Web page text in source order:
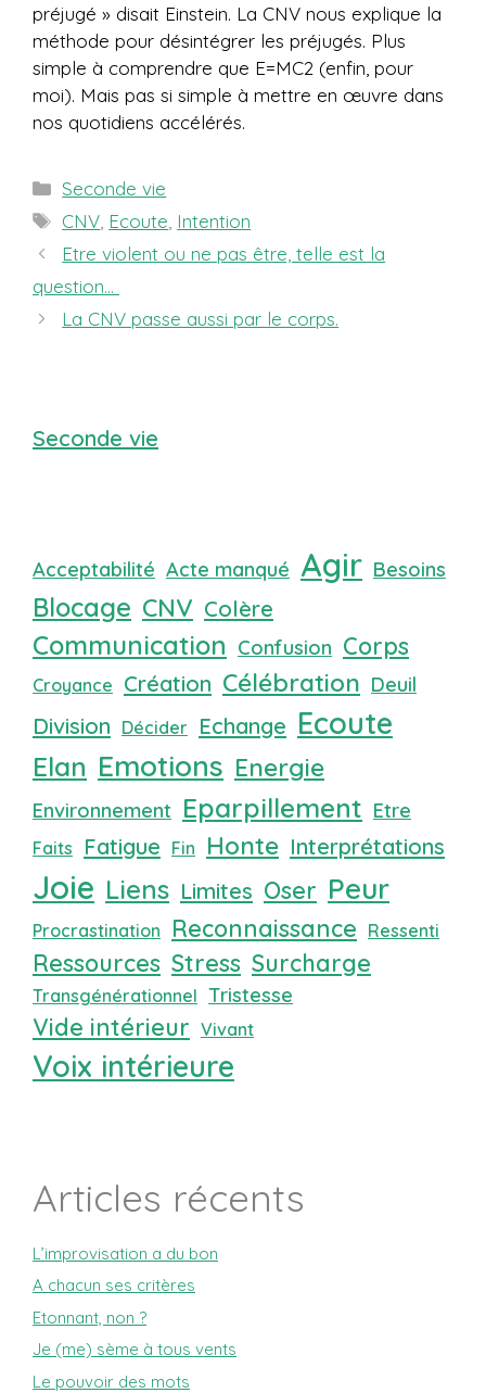
préjugé » disait Einstein. La CNV nous explique la
méthode pour désintégrer les préjugés. Plus
simple à comprendre que E=MC2 (enfin, pour
moi). Mais pas si simple à mettre en œuvre dans
nos quotidiens accélérés.
Catégories
Seconde vie
Étiquettes
CNV Ecoute Intention
Etre violent ou ne pas être, telle est la
question…
La CNV passe aussi par le corps.
Seconde vie
Acceptabilité Acte manqué Agir Besoins
Blocage CNV Colère
Communication Confusion Corps
Croyance Création Célébration Deuil
Division Décider Echange Ecoute
Elan Emotions Energie
Environnement Eparpillement Etre
Faits Fatigue Fin Honte Interprétations
Joie Liens Limites Oser Peur
Procrastination Reconnaissance Ressenti
Ressources Stress Surcharge
Transgénérationnel Tristesse
Vide intérieur Vivant
Voix intérieure
Articles récents
L’improvisation a du bon
A chacun ses critères
Etonnant, non ?
Je (me) sème à tous vents
Le pouvoir des mots